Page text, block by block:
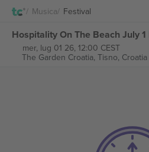
Musica Festival
Hospitality On The Beach July
mer, lug 01 26, 12:00 CEST
The Garden Croatia, Tisno, Croatia